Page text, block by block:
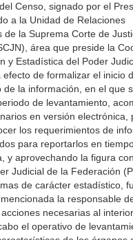
Censo, signado por el
a la Unidad de Relaciones
de la Suprema Corte de
área que preside la
y Estadística del Poder
efecto de formalizar el inicio
de la información, en el que
de levantamiento,
en versión electrónica,
los requerimientos de
para reportarlos en
y aprovechando la figura
Judicial de la Federación
de carácter estadístico,
la responsable
necesarias al
el operativo de